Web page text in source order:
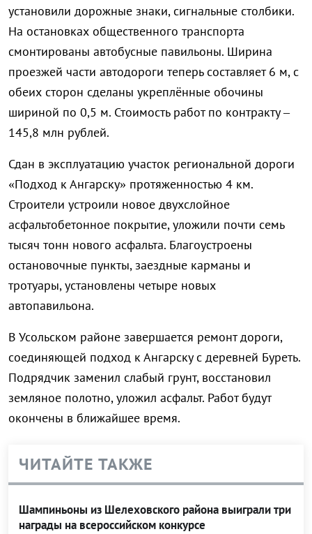
установили дорожные знаки, сигнальные столбики.
На остановках общественного транспорта
смонтированы автобусные павильоны. Ширина
проезжей части автодороги теперь составляет 6 м, с
обеих сторон сделаны укреплённые обочины
шириной по 0,5 м. Стоимость работ по контракту –
145,8 млн рублей.
Сдан в эксплуатацию участок региональной дороги
«Подход к Ангарску» протяженностью 4 км.
Строители устроили новое двухслойное
асфальтобетонное покрытие, уложили почти семь
тысяч тонн нового асфальта. Благоустроены
остановочные пункты, заездные карманы и
тротуары, установлены четыре новых
автопавильона.
В Усольском районе завершается ремонт дороги,
соединяющей подход к Ангарску с деревней Буреть.
Подрядчик заменил слабый грунт, восстановил
земляное полотно, уложил асфальт. Работ будут
окончены в ближайшее время.
ЧИТАЙТЕ ТАКЖЕ
Шампиньоны из Шелеховского района выиграли три
награды на всероссийском конкурсе